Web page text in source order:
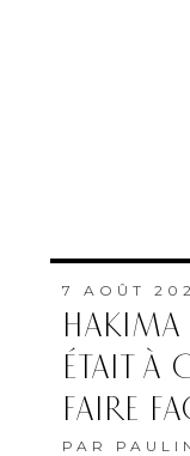
7 AOÛT
ÉTAIT À
FAIRE
PAR